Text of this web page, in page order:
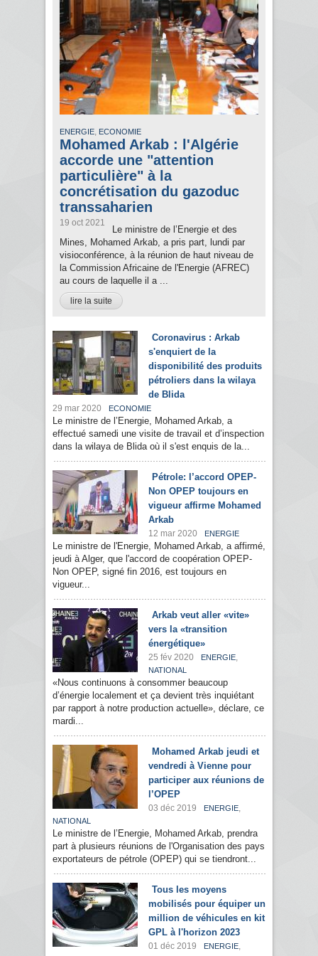
ENERGIE, ECONOMIE
Mohamed Arkab : l'Algérie
accorde une "attention
particulière" à la
concrétisation du gazoduc
transsaharien
19 oct 2021
Le ministre de l’Energie et des
Mines, Mohamed Arkab, a pris part, lundi par
visioconférence, à la réunion de haut niveau de
la Commission Africaine de l'Energie (AFREC)
au cours de laquelle il a ...
lire la suite
Coronavirus : Arkab
s'enquiert de la
disponibilité des produits
pétroliers dans la wilaya
de Blida
29 mar 2020 ECONOMIE
Le ministre de l’Energie, Mohamed Arkab, a
effectué samedi une visite de travail et d’inspection
dans la wilaya de Blida où il s'est enquis de la...
Pétrole: l’accord OPEP-
Non OPEP toujours en
vigueur affirme Mohamed
Arkab
12 mar 2020 ENERGIE
Le ministre de l'Energie, Mohamed Arkab, a affirmé,
jeudi à Alger, que l'accord de coopération OPEP-
Non OPEP, signé fin 2016, est toujours en
vigueur...
Arkab veut aller «vite»
vers la «transition
énergétique»
25 fév 2020 ENERGIE,
NATIONAL
«Nous continuons à consommer beaucoup
d’énergie localement et ça devient très inquiétant
par rapport à notre production actuelle», déclare, ce
mardi...
Mohamed Arkab jeudi et
vendredi à Vienne pour
participer aux réunions de
l’OPEP
03 déc 2019 ENERGIE,
NATIONAL
Le ministre de l’Energie, Mohamed Arkab, prendra
part à plusieurs réunions de l'Organisation des pays
exportateurs de pétrole (OPEP) qui se tiendront...
Tous les moyens
mobilisés pour équiper un
million de véhicules en kit
GPL à l'horizon 2023
01 déc 2019 ENERGIE,